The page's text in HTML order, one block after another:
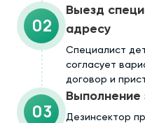
02
Выезд
адресу
Cпециалист
согласует
договор и
03
Выполнение
Дезинсектор